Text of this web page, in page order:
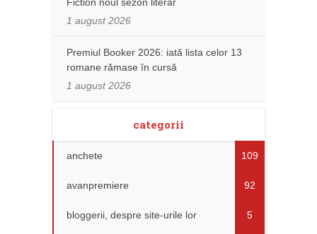
Fiction noul sezon literar
1 august 2026
Premiul Booker 2026: iată lista celor 13
romane rămase în cursă
1 august 2026
categorii
anchete 109
avanpremiere 92
bloggerii, despre site-urile lor 5